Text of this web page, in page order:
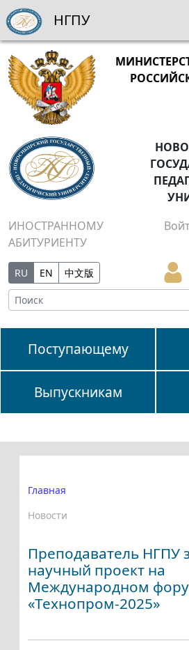
ИНОСТРАННОМУ
АБИТУРИЕНТУ
RU EN 中文版
Поступающему
Выпускникам
НГПУ
Главная
Новости
Преподаватель НГПУ
научный проект на
Международном
«Технопром-2025»